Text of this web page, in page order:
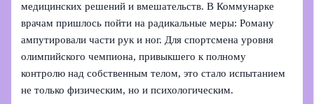
медицинских решений и вмешательств. В Коммунарке
врачам пришлось пойти на радикальные меры: Роману
ампутировали части рук и ног. Для спортсмена уровня
олимпийского чемпиона, привыкшего к полному
контролю над собственным телом, это стало испытанием
не только физическим, но и психологическим.